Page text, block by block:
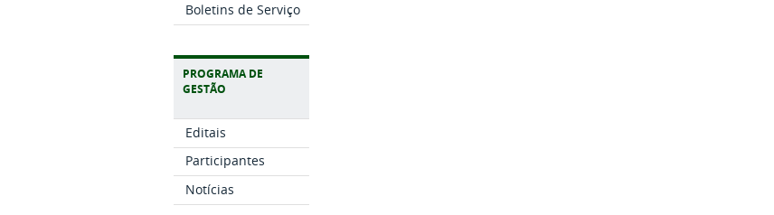
Boletins de Serviço
PROGRAMA DE
GESTÃO
Editais
Participantes
Notícias